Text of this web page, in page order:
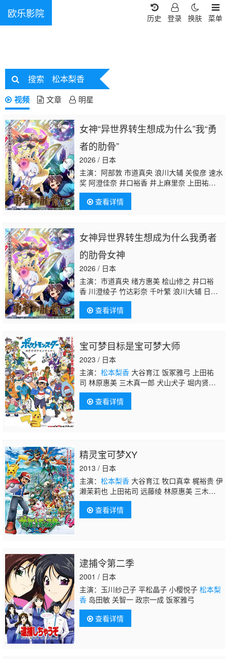
欧乐影院 菜单
换肤
登录
历史
搜索 松本梨香
视频 文章 明星
女神“异世界转生想成为什么”我“勇
者的肋骨”
2026 / 日本
主演：阿部敦 市道真央 浪川大辅 关俊彦 速水
奖 阿澄佳奈 井口裕香 井上麻里奈 上田祐
司 内田雄马 绪方惠美 冈本信彦 金田朋子 川
澄绫子 竹达彩奈 千叶繁 富永美伊奈 中井和
哉 日笠阳子 桧山修之 平野义和 藤寺美德 麦
步 尾形贵弘
查看详情
女神异世界转生想成为什么我勇者
的肋骨女神
2026 / 日本
主演：市道真央 绪方惠美 桧山修之 井口裕
香 川澄绫子 竹达彩奈 千叶繁 浪川大辅 日笠
阳子 冈本信彦 三木真一郎 井上麻里奈 阿澄佳
奈 上田祐司 内田雄马 中井和哉
濑步 关俊彦 阿部敦 金田朋子 富永美伊奈 速
查看详情
宝可梦目标是宝可梦大师
2023 / 日本
主演： 松本梨香大谷育江 饭冢雅弓 上田祐
司 林原惠美 三木真一郎 犬山犬子 堀内贤
雄 小林优子 丰岛雅美 关智一 宫野真守 石冢
运升 三宅健太 爱河里花子 金井美香 西村千奈
美 佐藤智惠 小西克幸 浪川大辅 阪口大助 坂
佳 武隈史子 永井真里子 美波和嘉菜 关根有
咲 光部树 游佐浩二 星祐树
查看详情
精灵宝可梦XY
2013 / 日本
主演： 松本梨香大谷育江 牧口真幸 梶裕贵 伊
濑茉莉也 上田祐司 远藤绫 林原惠美 三木真一
郎 犬山犬子
查看详情
逮捕令第二季
2001 / 日本
主演：玉川纱己子 平松晶子 小樱悦子 松本梨
香岛田敏 关智一 政宗一成 饭冢雅弓
查看详情